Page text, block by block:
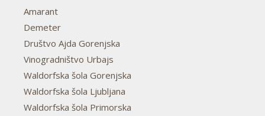
Amarant
Demeter
Društvo Ajda Gorenjska
Vinogradništvo Urbajs
Waldorfska šola Gorenjska
Waldorfska šola Ljubljana
Waldorfska šola Primorska